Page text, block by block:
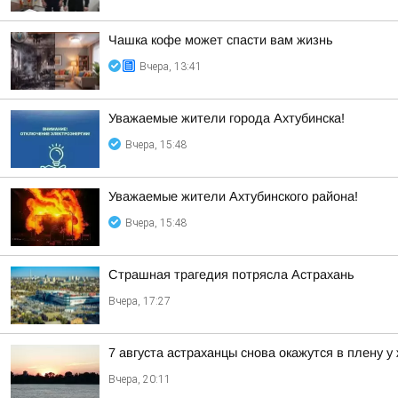
Чашка кофе может спасти вам жизнь
Вчера, 13:41
Уважаемые жители города Ахтубинска!
Вчера, 15:48
Уважаемые жители Ахтубинского района!
Вчера, 15:48
Страшная трагедия потрясла Астрахань
Вчера, 17:27
7 августа астраханцы снова окажутся в плену
Вчера, 20:11